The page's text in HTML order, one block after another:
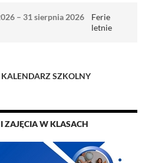
– 31 sierpnia 2026
Ferie
letnie
KALENDARZ SZKOLNY
ZAJĘCIA W KLASACH